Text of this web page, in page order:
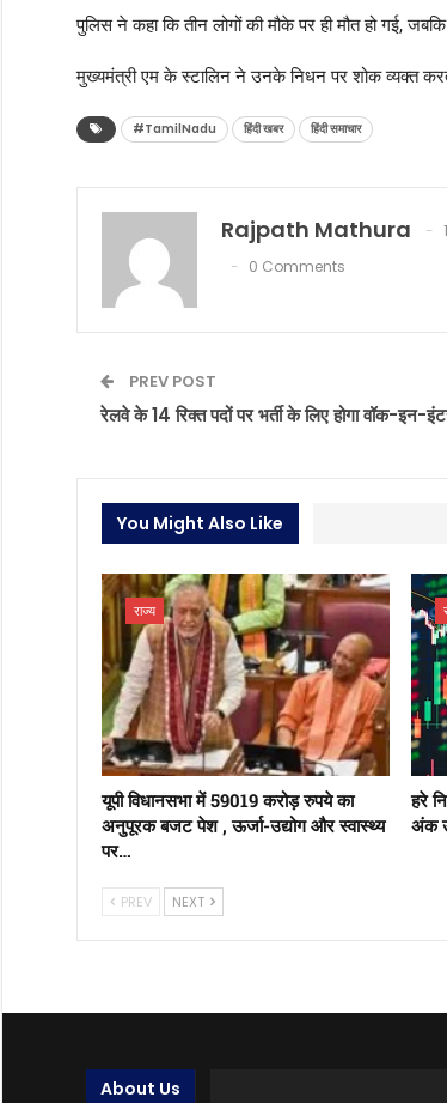
पुलिस ने कहा कि तीन लोगों की मौके पर ही मौत हो गई,
मुख्यमंत्री एम के स्टालिन ने उनके निधन पर शोक व्यक्त करते
#TamilNadu हिंदी खबर हिंदी समाचार
Rajpath Mathura
0 Comments
PREV POST
रेलवे के 14 रिक्त पदों पर भर्ती के लिए होगा वॉक-इन-
You Might Also Like
राज्य
यूपी विधानसभा में 59019 करोड़ रुपये का
अनुपूरक बजट पेश , ऊर्जा-उद्योग और स्वास्थ्य
पर…
हरे
अंक
PREV NEXT
About Us